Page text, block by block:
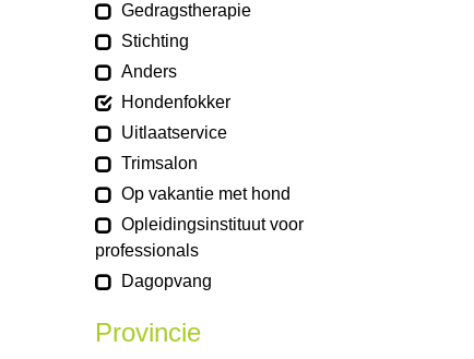
Gedragstherapie
Stichting
Anders
Hondenfokker
Uitlaatservice
Trimsalon
Op vakantie met hond
Opleidingsinstituut voor
professionals
Dagopvang
Provincie